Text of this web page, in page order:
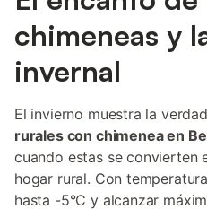
chimeneas y
invernal
El invierno muestra la
rurales con chimenea en
cuando estas se convierten
hogar rural. Con
hasta -5°C y alcanzar